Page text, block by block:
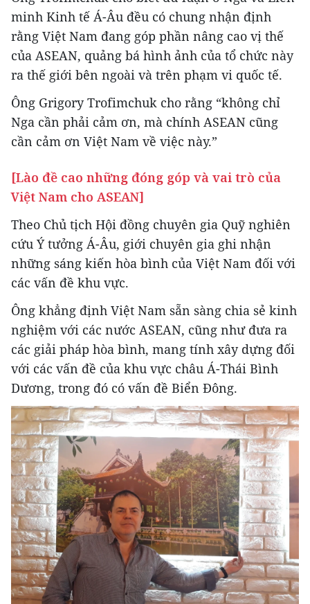
minh Kinh tế Á-Âu đều có chung nhận định
rằng Việt Nam đang góp phần nâng cao vị thế
của ASEAN, quảng bá hình ảnh của tổ chức này
ra thế giới bên ngoài và trên phạm vi quốc tế.
Ông Grigory Trofimchuk cho rằng “không chỉ
Nga cần phải cảm ơn, mà chính ASEAN cũng
cần cảm ơn Việt Nam về việc này.”
[Lào đề cao những đóng góp và vai trò của
Việt Nam cho ASEAN]
Theo Chủ tịch Hội đồng chuyên gia Quỹ nghiên
cứu Ý tưởng Á-Âu, giới chuyên gia ghi nhận
những sáng kiến hòa bình của Việt Nam đối với
các vấn đề khu vực.
Ông khẳng định Việt Nam sẵn sàng chia sẻ kinh
nghiệm với các nước ASEAN, cũng như đưa ra
các giải pháp hòa bình, mang tính xây dựng đối
với các vấn đề của khu vực châu Á-Thái Bình
Dương, trong đó có vấn đề Biển Đông.